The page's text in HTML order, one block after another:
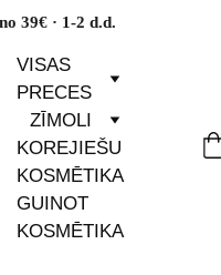
39€ · 1-2 d.d.
VISAS
PRECES
ZĪMOLI
KOREJIEŠU
KOSMĒTIKA
GUINOT
KOSMĒTIKA